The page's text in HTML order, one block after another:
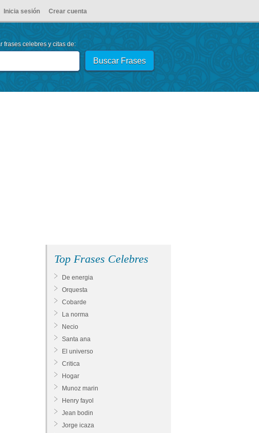
Inicia sesión Crear cuenta
frases celebres y citas de:
Top Frases Celebres
De energia
Orquesta
Cobarde
La norma
Necio
Santa ana
El universo
Critica
Hogar
Munoz marin
Henry fayol
Jean bodin
Jorge icaza